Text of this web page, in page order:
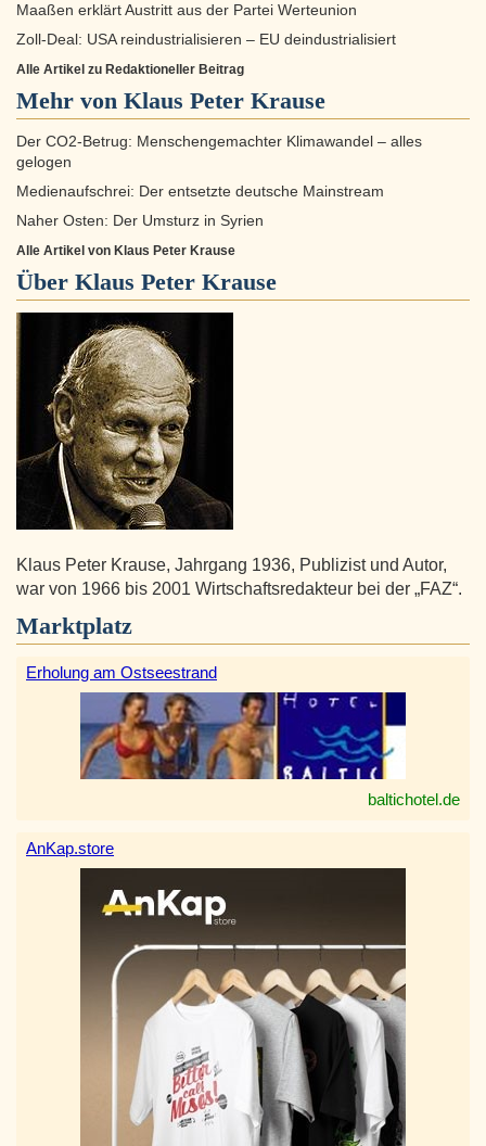
Maaßen erklärt Austritt aus der Partei Werteunion
Zoll-Deal: USA reindustrialisieren – EU deindustrialisiert
Alle Artikel zu Redaktioneller Beitrag
Mehr von Klaus Peter Krause
Der CO2-Betrug: Menschengemachter Klimawandel – alles
gelogen
Medienaufschrei: Der entsetzte deutsche Mainstream
Naher Osten: Der Umsturz in Syrien
Alle Artikel von Klaus Peter Krause
Über Klaus Peter Krause
Klaus Peter Krause, Jahrgang 1936, Publizist und Autor,
war von 1966 bis 2001 Wirtschaftsredakteur bei der „FAZ“.
Marktplatz
Erholung am Ostseestrand
baltichotel.de
AnKap.store